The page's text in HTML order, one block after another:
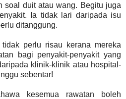
soal duit atau wang. Begitu juga
Ia tidak lari daripada isu
ditanggung.
perlu risau kerana mereka
bagi penyakit-penyakit yang
klinik-klinik atau hospital-
sebentar!
kesemua rawatan boleh